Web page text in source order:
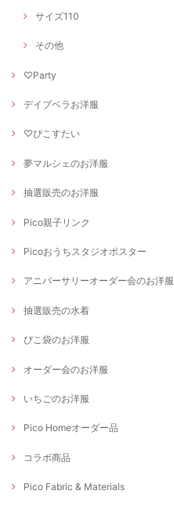
サイズ110
その他
♡Party
デイブベラお洋服
♡ぴこすたい
夢マルシェのお洋服
抽選販売のお洋服
Pico親子リンク
Picoおうちスタジオポスター
アニバーサリーオーダー会のお洋服
抽選販売の水着
ぴこ袋のお洋服
オーダー会のお洋服
いちごのお洋服
Pico Homeオーダー品
コラボ商品
Pico Fabric & Materials